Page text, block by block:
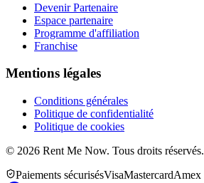
Devenir Partenaire
Espace partenaire
Programme d'affiliation
Franchise
Mentions légales
Conditions générales
Politique de confidentialité
Politique de cookies
© 2026 Rent Me Now. Tous droits réservés.
Paiements sécurisésVisaMastercardAmex